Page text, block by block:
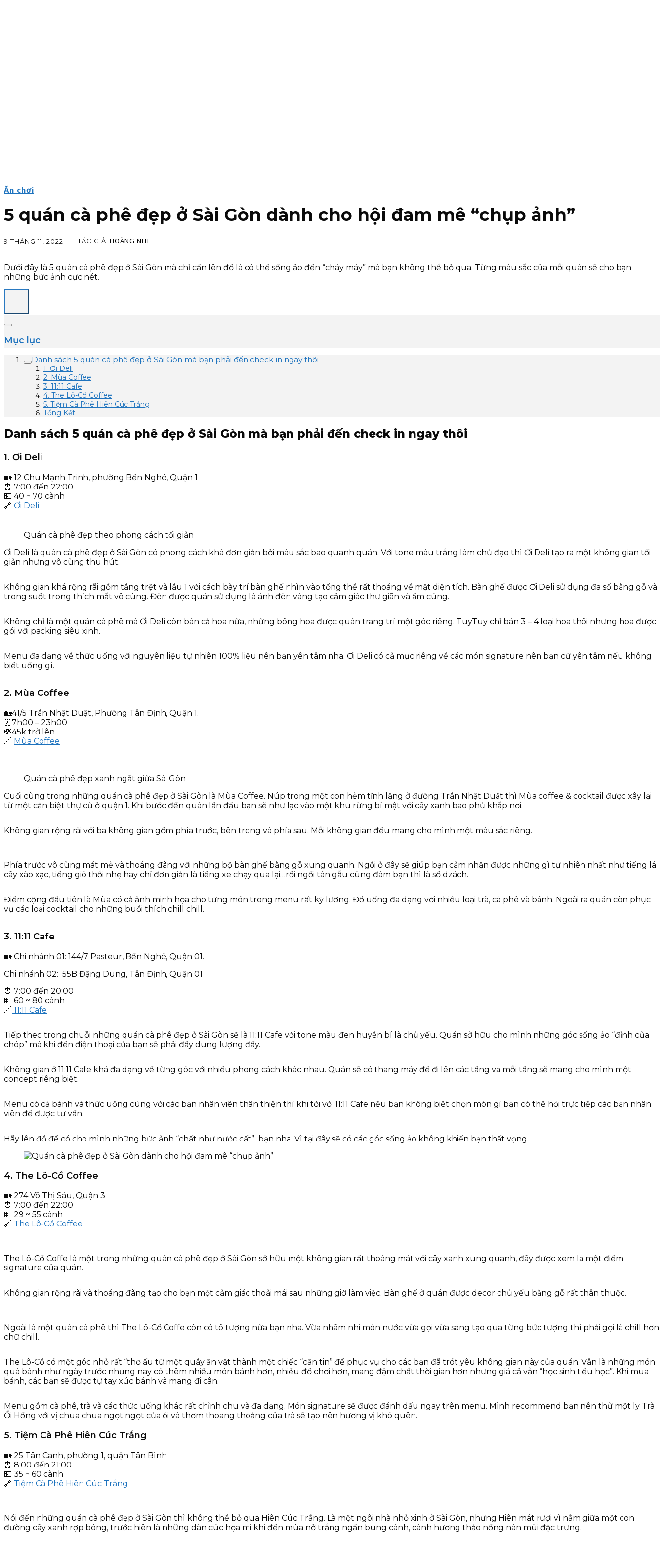
Ăn chơi
5 quán cà phê đẹp ở Sài Gòn dành cho hội đam mê “chụp ảnh”
9 THÁNG 11, 2022 TÁC GIẢ: HOÀNG NHI
Dưới đây là 5 quán cà phê đẹp ở Sài Gòn mà chỉ cần lên đồ là có thể sống ảo đến “cháy máy” mà bạn không thể bỏ qua. Từng màu sắc của mỗi quán sẽ cho bạn
những bức ảnh cực nét.
Mục lục
Danh sách 5 quán cà phê đẹp ở Sài Gòn mà bạn phải đến check in ngay thôi
1. Ơi Deli
2. Mùa Coffee
3. 11:11 Cafe
4. The Lô-Cồ Coffee
5. Tiệm Cà Phê Hiên Cúc Trắng
Tổng Kết
Danh sách 5 quán cà phê đẹp ở Sài Gòn mà bạn phải đến check in ngay thôi
1. Ơi Deli
🏡 12 Chu Mạnh Trinh, phường Bến Nghé, Quận 1
⏰ 7:00 đến 22:00
💵 40 ~ 70 cành
🔗 Ơi Deli
Quán cà phê đẹp theo phong cách tối giản
Ơi Deli là quán cà phê đẹp ở Sài Gòn có phong cách khá đơn giản bởi màu sắc bao quanh quán. Với tone màu trắng làm chủ đạo thì Ơi Deli tạo ra một không gian tối
giản nhưng vô cùng thu hút.
Không gian khá rộng rãi gồm tầng trệt và lầu 1 với cách bày trí bàn ghế nhìn vào tổng thể rất thoáng về mặt diện tích. Bàn ghế được Ơi Deli sử dụng đa số bằng gỗ và
trong suốt trong thích mắt vô cùng. Đèn được quán sử dụng là ánh đèn vàng tạo cảm giác thư giãn và ấm cúng.
Không chỉ là một quán cà phê mà Ơi Deli còn bán cả hoa nữa, những bông hoa được quán trang trí một góc riêng. TuyTuy chỉ bán 3 – 4 loại hoa thôi nhưng hoa được
gói với packing siêu xinh.
Menu đa dạng về thức uống với nguyên liệu tự nhiên 100% liệu nên bạn yên tâm nha. Ơi Deli có cả mục riêng về các món signature nên bạn cứ yên tâm nếu không
biết uống gì.
2. Mùa Coffee
🏡41/5 Trần Nhật Duật, Phường Tân Định, Quận 1.
⏰7h00 – 23h00
💸45k trở lên
🔗 Mùa Coffee
Quán cà phê đẹp xanh ngắt giữa Sài Gòn
Cuối cùng trong những quán cà phê đẹp ở Sài Gòn là Mùa Coffee. Núp trong một con hẻm tĩnh lặng ở đường Trần Nhật Duật thì Mùa coffee & cocktail được xây lại
từ một căn biệt thự cũ ở quận 1. Khi bước đến quán lần đầu bạn sẽ như lạc vào một khu rừng bí mật với cây xanh bao phủ khắp nơi.
Không gian rộng rãi với ba không gian gồm phía trước, bên trong và phía sau. Mỗi không gian đều mang cho mình một màu sắc riêng.
Phía trước vô cùng mát mẻ và thoáng đãng với những bộ bàn ghế bằng gỗ xung quanh. Ngồi ở đây sẽ giúp bạn cảm nhận được những gì tự nhiên nhất như tiếng lá
cây xào xạc, tiếng gió thổi nhẹ hay chỉ đơn giản là tiếng xe chạy qua lại…rồi ngồi tán gẫu cùng đám bạn thì là số dzách.
Điểm cộng đầu tiên là Mùa có cả ảnh minh họa cho từng món trong menu rất kỹ lưỡng. Đồ uống đa dạng với nhiều loại trà, cà phê và bánh. Ngoài ra quán còn phục
vụ các loại cocktail cho những buổi thích chill chill.
3. 11:11 Cafe
🏡 Chi nhánh 01: 144/7 Pasteur, Bến Nghé, Quận 01.
Chi nhánh 02: 55B Đặng Dung, Tân Định, Quận 01
⏰ 7:00 đến 20:00
💵 60 ~ 80 cành
🔗 11:11 Cafe
Tiếp theo trong chuỗi những quán cà phê đẹp ở Sài Gòn sẽ là 11:11 Cafe với tone màu đen huyền bí là chủ yếu. Quán sở hữu cho mình những góc sống ảo “đỉnh của
chóp” mà khi đến điện thoại của bạn sẽ phải đầy dung lượng đấy.
Không gian ở 11:11 Cafe khá đa dạng về từng góc với nhiều phong cách khác nhau. Quán sẽ có thang máy để đi lên các tầng và mỗi tầng sẽ mang cho mình một
concept riêng biệt.
Menu có cả bánh và thức uống cùng với các bạn nhân viên thân thiện thì khi tới với 11:11 Cafe nếu bạn không biết chọn món gì bạn có thể hỏi trực tiếp các bạn nhân
viên để được tư vấn.
Hãy lên đồ để có cho mình những bức ảnh “chất như nước cất” bạn nha. Vì tại đây sẽ có các góc sống ảo không khiến bạn thất vọng.
4. The Lô-Cồ Coffee
🏡 274 Võ Thị Sáu, Quận 3
⏰ 7:00 đến 22:00
💵 29 ~ 55 cành
🔗 The Lô-Cồ Coffee
The Lô-Cồ Coffe là một trong những quán cà phê đẹp ở Sài Gòn sở hữu một không gian rất thoáng mát với cây xanh xung quanh, đây được xem là một điểm
signature của quán.
Không gian rộng rãi và thoáng đãng tạo cho bạn một cảm giác thoải mái sau những giờ làm việc. Bàn ghế ở quán được decor chủ yếu bằng gỗ rất thân thuộc.
Ngoài là một quán cà phê thì The Lô-Cồ Coffe còn có tô tượng nữa bạn nha. Vừa nhâm nhi món nước vừa gọi vừa sáng tạo qua từng bức tượng thì phải gọi là chill hơn
chữ chill.
The Lô-Cồ có một góc nhỏ rất “thơ ấu từ một quầy ăn vặt thành một chiếc “căn tin” để phục vụ cho các bạn đã trót yêu không gian này của quán. Vẫn là những món
quà bánh như ngày trước nhưng nay có thêm nhiều món bánh hơn, nhiều đồ chơi hơn, mang đậm chất thời gian hơn nhưng giá cả vẫn “học sinh tiểu học”. Khi mua
bánh, các bạn sẽ được tự tay xúc bánh và mang đi cân.
Menu gồm cà phê, trà và các thức uống khác rất chỉnh chu và đa dạng. Món signature sẽ được đánh dấu ngay trên menu. Mình recommend bạn nên thử một ly Trà
Ổi Hồng với vị chua chua ngọt ngọt của ổi và thơm thoang thoảng của trà sẽ tạo nên hương vị khó quên.
5. Tiệm Cà Phê Hiên Cúc Trắng
🏡 25 Tân Canh, phường 1, quận Tân Bình
⏰ 8:00 đến 21:00
💵 35 ~ 60 cành
🔗 Tiệm Cà Phê Hiên Cúc Trắng
Nói đến những quán cà phê đẹp ở Sài Gòn thì không thể bỏ qua Hiên Cúc Trắng. Là một ngôi nhà nhỏ xinh ở Sài Gòn, nhưng Hiên mát rượi vì nằm giữa một con
đường cây xanh rợp bóng, trước hiên là những dàn cúc họa mi khi đến mùa nở trắng ngần bung cánh, cành hương thảo nồng nàn mùi đặc trưng.